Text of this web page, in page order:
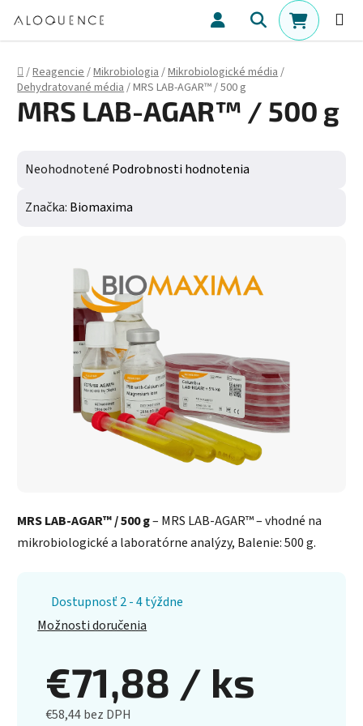
Hľadať
Domov
/Reagencie/Mikrobiologia/Mikrobiologické média/
Dehydratované média/MRS LAB-AGAR™ / 500 g
MRS LAB-AGAR™ / 500 g– MRS LAB-AGAR™ – vhodné na
mikrobiologické a laboratórne analýzy, Balenie: 500 g.
Dostupnosť 2 - 4 týždne
Možnosti doručenia
€71,88 / ks
€58,44 bez DPH
MRS LAB-AGAR™ / 500 g
Priemerné hodnotenie produktu je 0,0 z 5 hviezdičiek.
Neohodnotené Podrobnosti hodnotenia
Značka: Biomaxima